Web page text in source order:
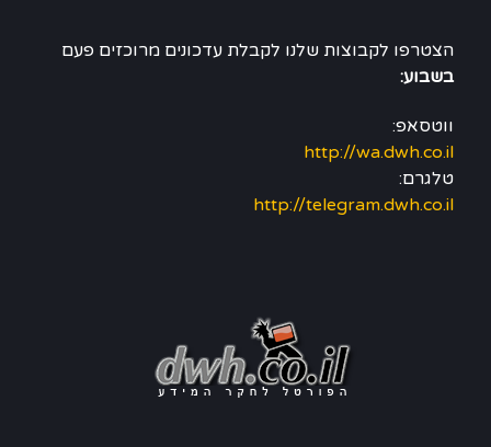
הצטרפו לקבוצות שלנו לקבלת עדכונים מרוכזים פעם
בשבוע:
ווטסאפ:
http://wa.dwh.co.il
טלגרם:
http://telegram.dwh.co.il